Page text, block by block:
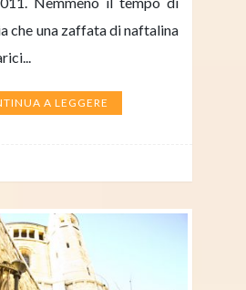
che una zaffata di naftalina
A LEGGERE